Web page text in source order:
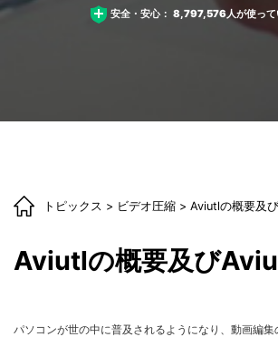
安全・安心： 8,797,576人が使って
トピックス > ビデオ圧縮 > Aviutlの概要及
Aviutlの概要及び
パソコンが世の中に普及されるようになり、動画編